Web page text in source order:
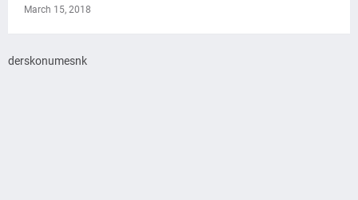
March 15, 2018
derskonumesnk